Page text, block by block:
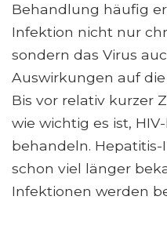
Behandlung häufig
Infektion nicht nur
sondern das Virus
Auswirkungen auf
Bis vor relativ kurzer
wie wichtig es ist,
behandeln.
schon viel länger
Infektionen werden